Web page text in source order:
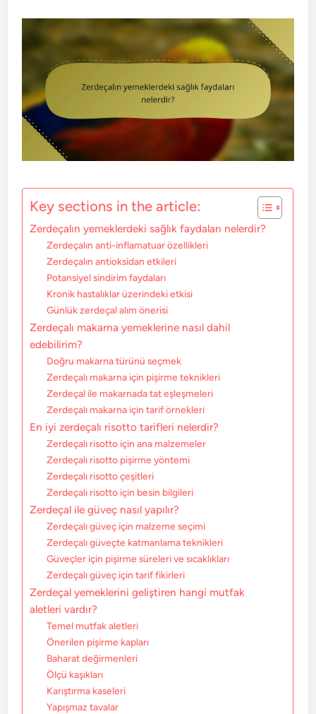
Key sections in the article:
Zerdeçalın yemeklerdeki sağlık faydaları nelerdir?
Zerdeçalın anti-inflamatuar özellikleri
Zerdeçalın antioksidan etkileri
Potansiyel sindirim faydaları
Kronik hastalıklar üzerindeki etkisi
Günlük zerdeçal alım önerisi
Zerdeçalı makarna yemeklerine nasıl dahil
edebilirim?
Doğru makarna türünü seçmek
Zerdeçalı makarna için pişirme teknikleri
Zerdeçal ile makarnada tat eşleşmeleri
Zerdeçalı makarna için tarif örnekleri
En iyi zerdeçalı risotto tarifleri nelerdir?
Zerdeçalı risotto için ana malzemeler
Zerdeçalı risotto pişirme yöntemi
Zerdeçalı risotto çeşitleri
Zerdeçalı risotto için besin bilgileri
Zerdeçal ile güveç nasıl yapılır?
Zerdeçalı güveç için malzeme seçimi
Zerdeçalı güveçte katmanlama teknikleri
Güveçler için pişirme süreleri ve sıcaklıkları
Zerdeçalı güveç için tarif fikirleri
Zerdeçal yemeklerini geliştiren hangi mutfak
aletleri vardır?
Temel mutfak aletleri
Önerilen pişirme kapları
Baharat değirmenleri
Ölçü kaşıkları
Karıştırma kaseleri
Yapışmaz tavalar